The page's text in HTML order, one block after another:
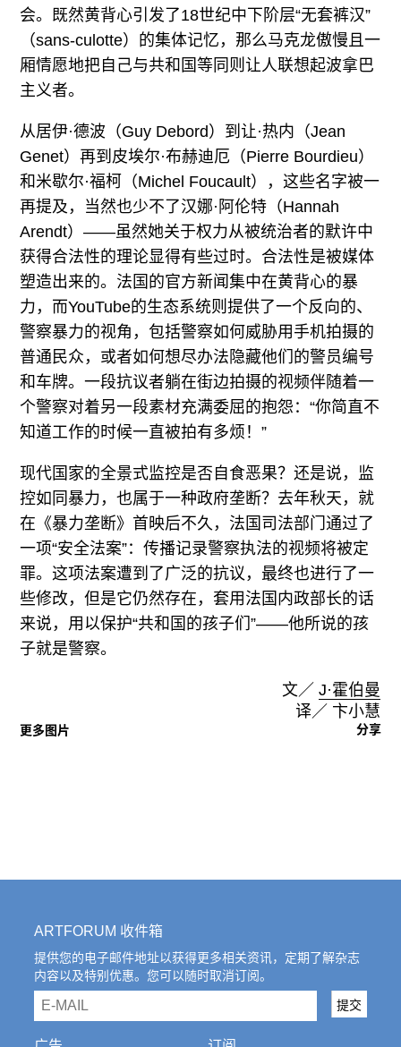
会。既然黄背心引发了18世纪中下阶层“无套裤汉”
（sans-culotte）的集体记忆，那么马克龙傲慢且一
厢情愿地把自己与共和国等同则让人联想起波拿巴
主义者。
从居伊·德波（Guy Debord）到让·热内（Jean
Genet）再到皮埃尔·布赫迪厄（Pierre Bourdieu）
和米歇尔·福柯（Michel Foucault），这些名字被一
再提及，当然也少不了汉娜·阿伦特（Hannah
Arendt）——虽然她关于权力从被统治者的默许中
获得合法性的理论显得有些过时。合法性是被媒体
塑造出来的。法国的官方新闻集中在黄背心的暴
力，而YouTube的生态系统则提供了一个反向的、
警察暴力的视角，包括警察如何威胁用手机拍摄的
普通民众，或者如何想尽办法隐藏他们的警员编号
和车牌。一段抗议者躺在街边拍摄的视频伴随着一
个警察对着另一段素材充满委屈的抱怨：“你简直不
知道工作的时候一直被拍有多烦！”
现代国家的全景式监控是否自食恶果？还是说，监
控如同暴力，也属于一种政府垄断？去年秋天，就
在《暴力垄断》首映后不久，法国司法部门通过了
一项“安全法案”：传播记录警察执法的视频将被定
罪。这项法案遭到了广泛的抗议，最终也进行了一
些修改，但是它仍然存在，套用法国内政部长的话
来说，用以保护“共和国的孩子们”——他所说的孩
子就是警察。
文／ J·霍伯曼
译／ 卞小慧
更多图片 分享
ARTFORUM 收件箱
提供您的电子邮件地址以获得更多相关资讯，定期了解杂志
内容以及特别优惠。您可以随时取消订阅。
email 提交